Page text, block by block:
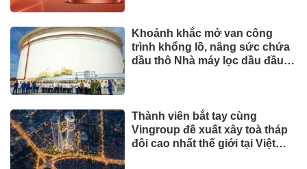
Khoảnh khắc mở van công
trình khổng lồ, nâng sức chứa
dầu thô Nhà máy lọc dầu đầu
Thành viên bắt tay cùng
Vingroup đề xuất xây toà tháp
đôi cao nhất thế giới tại Việt